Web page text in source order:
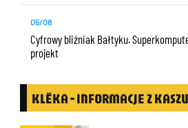
05/08
Cyfrowy bliźniak Bałtyku.
projekt
KLËKA - INFORMACJE Z